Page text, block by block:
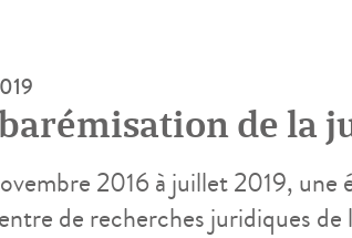
de la
2016 à juillet 2019, une
de recherches juridiques